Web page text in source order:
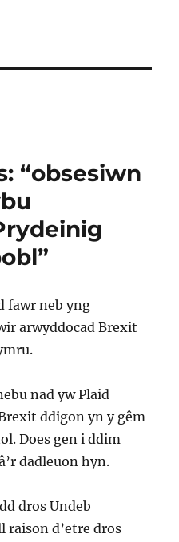
“obsesiwn
fawr neb yng
arwyddocad Brexit
nad yw Plaid
ddigon yn y gêm
Does gen i ddim
dadleuon hyn.
dros Undeb
raison d’etre dros